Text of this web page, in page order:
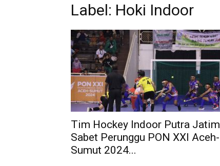
Label: Hoki Indoor
Tim Hockey Indoor Putra Jatim
Sabet Perunggu PON XXI Aceh-
Sumut 2024...